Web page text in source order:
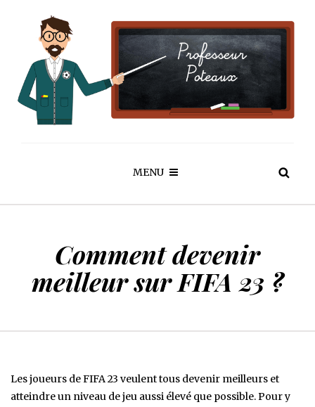
MENU
Comment devenir
meilleur sur FIFA 23 ?
Les joueurs de FIFA 23 veulent tous devenir meilleurs et
atteindre un niveau de jeu aussi élevé que possible. Pour y